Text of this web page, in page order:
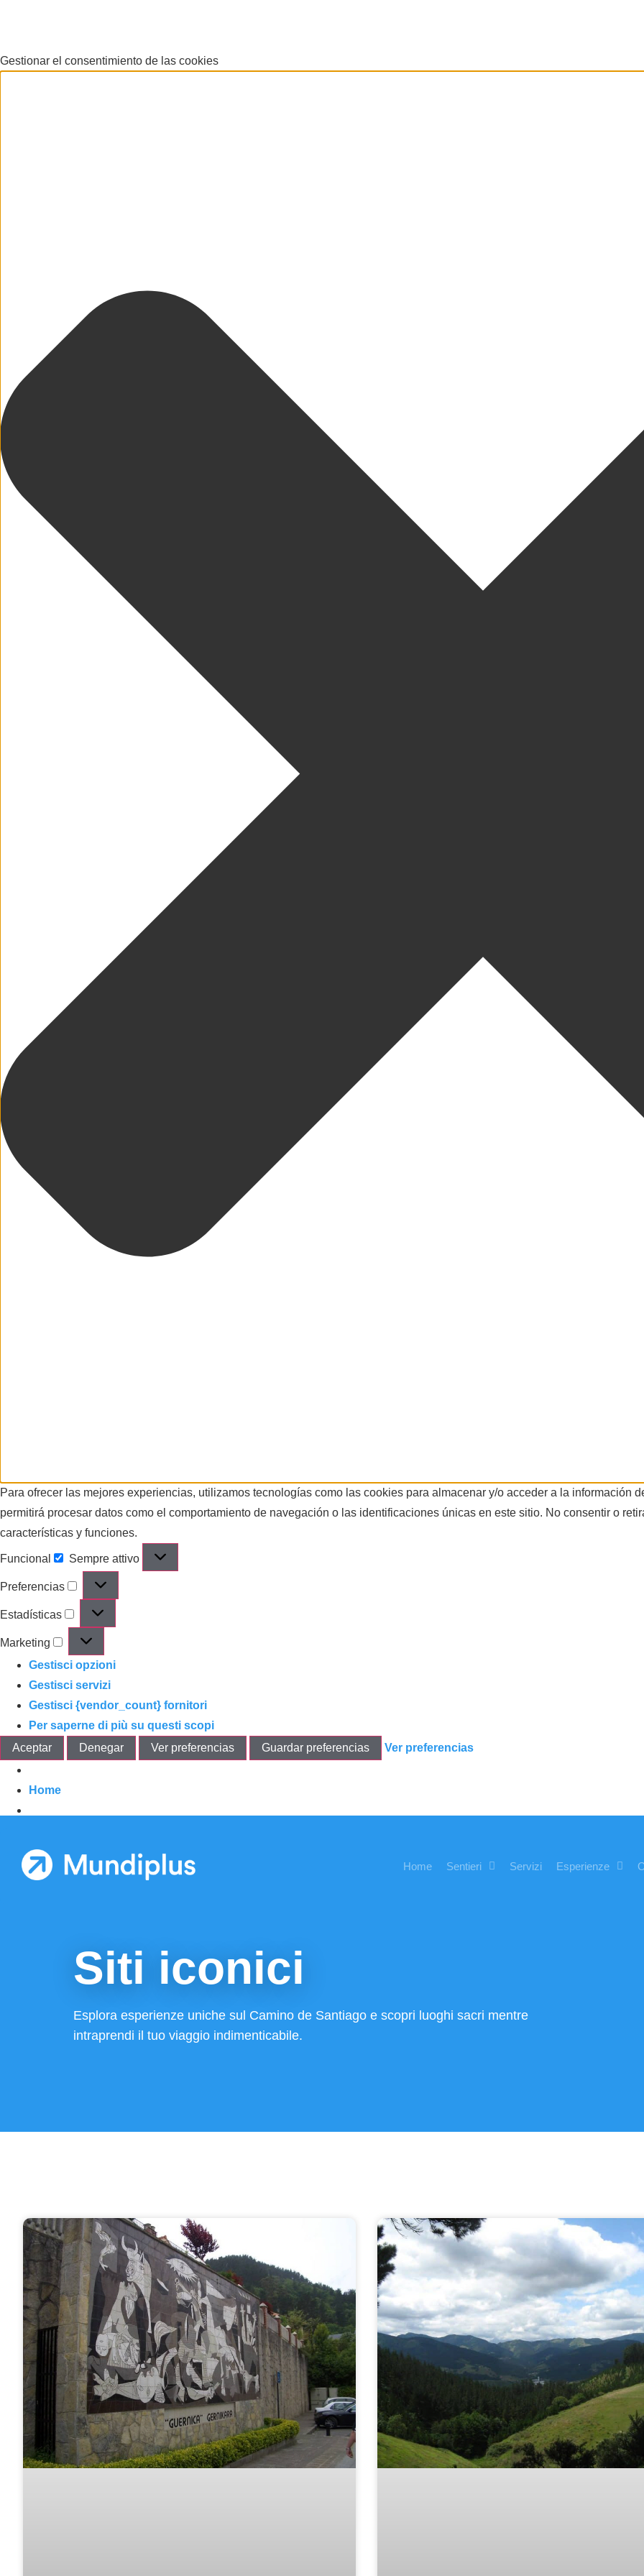
Gestionar el consentimiento de las cookies
Para ofrecer las mejores experiencias, utilizamos tecnologías como las cookies para almacenar y/o acceder a la información
permitirá procesar datos como el comportamiento de navegación o las identificaciones únicas en este sitio. No consentir o
características y funciones.
Funcional Sempre attivo
Preferencias
Estadísticas
Marketing
Gestisci opzioni
Gestisci servizi
Gestisci {vendor_count} fornitori
Per saperne di più su questi scopi
Aceptar
Denegar Ver preferencias Guardar preferencias Ver preferencias
Home
Home Sentieri Servizi Esperienze
Siti iconici
Esplora esperienze uniche sul Camino de Santiago e scopri luoghi sacri mentre
intraprendi il tuo viaggio indimenticabile.